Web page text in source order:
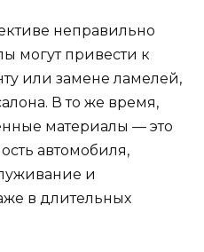
неправильно
могут привести к
или замене ламелей,
В то же время,
материалы — это
автомобиля,
и
в длительных